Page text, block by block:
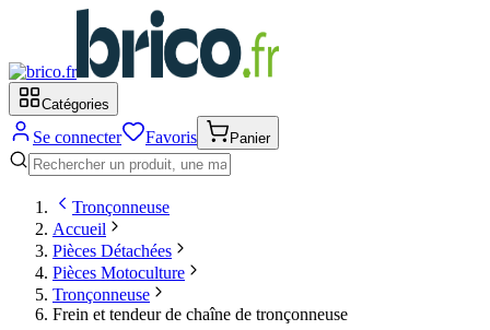
Catégories
Se connecter Favoris Panier
Tronçonneuse
Accueil
Pièces Détachées
Pièces Motoculture
Tronçonneuse
Frein et tendeur de chaîne de tronçonneuse